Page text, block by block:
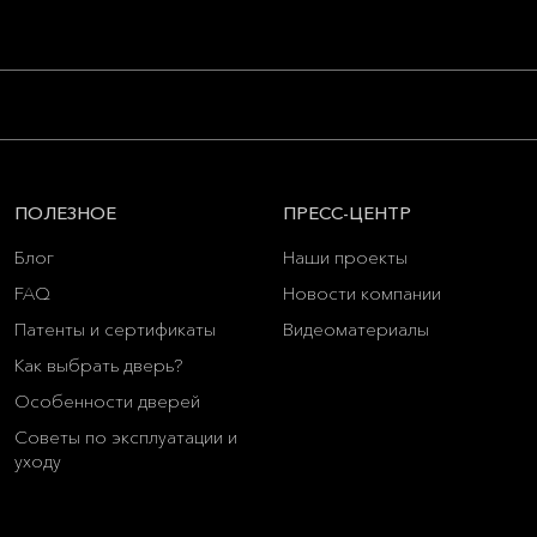
ПОЛЕЗНОЕ
Блог
FAQ
Патенты и сертификаты
Как выбрать дверь?
Особенности дверей
Советы по эксплуатации и
уходу
ПРЕСС-ЦЕНТР
Наши проекты
Новости компании
Видеоматериалы